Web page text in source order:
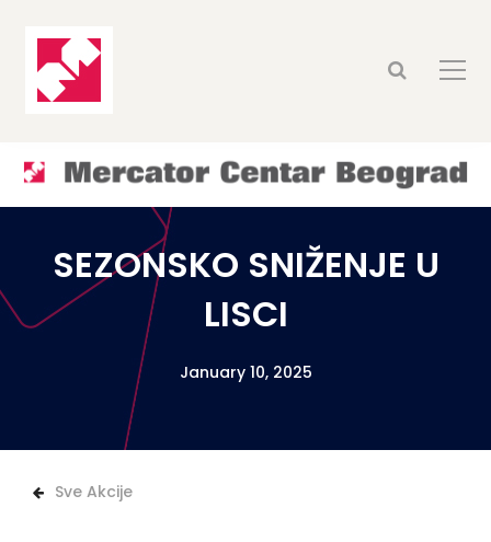
SEZONSKO SNIŽENJE U
LISCI
January 10, 2025
Sve Akcije